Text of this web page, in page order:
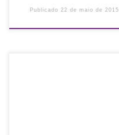
Publicado 22 de maio de 2015